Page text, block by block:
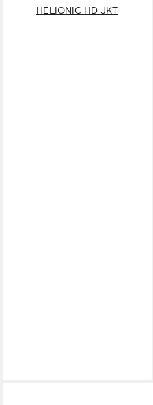
HELIONIC HD JKT